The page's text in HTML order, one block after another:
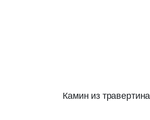
Камин из